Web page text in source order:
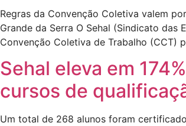
Regras da Convenção Coletiva valem
Grande da Serra O Sehal (Sindicato
Convenção Coletiva de Trabalho (CCT)
Sehal eleva em
cursos de
Um total de 268 alunos foram